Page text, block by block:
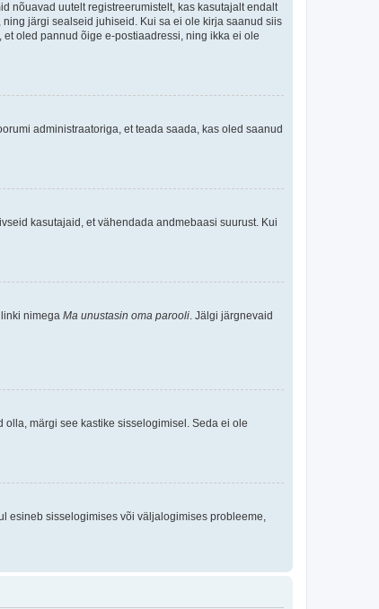
nõuavad uutelt registreerumistelt, kas kasutajalt endalt
järgi sealseid juhiseid. Kui sa ei ole kirja saanud siis
oled pannud õige e-postiaadressi, ning ikka ei ole
administraatoriga, et teada saada, kas oled saanud
kasutajaid, et vähendada andmebaasi suurust. Kui
nimega Ma unustasin oma parooli. Jälgi järgnevaid
märgi see kastike sisselogimisel. Seda ei ole
esineb sisselogimises või väljalogimises probleeme,